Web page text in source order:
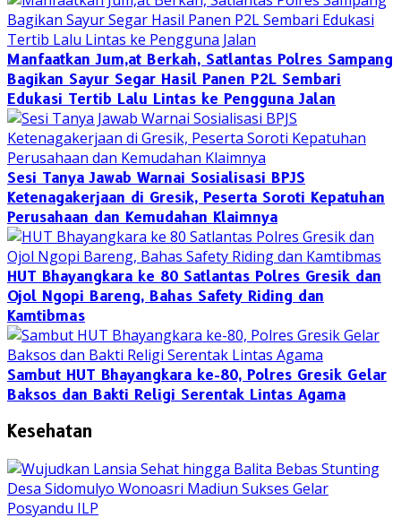
Manfaatkan Jum,at Berkah, Satlantas Polres Sampang
Bagikan Sayur Segar Hasil Panen P2L Sembari
Edukasi Tertib Lalu Lintas ke Pengguna Jalan
‎Sesi Tanya Jawab Warnai Sosialisasi BPJS
Ketenagakerjaan di Gresik, Peserta Soroti Kepatuhan
Perusahaan dan Kemudahan Klaimnya
HUT Bhayangkara ke 80 Satlantas Polres Gresik dan
Ojol Ngopi Bareng, Bahas Safety Riding dan
Kamtibmas
Sambut HUT Bhayangkara ke-80, Polres Gresik Gelar
Baksos dan Bakti Religi Serentak Lintas Agama
Kesehatan